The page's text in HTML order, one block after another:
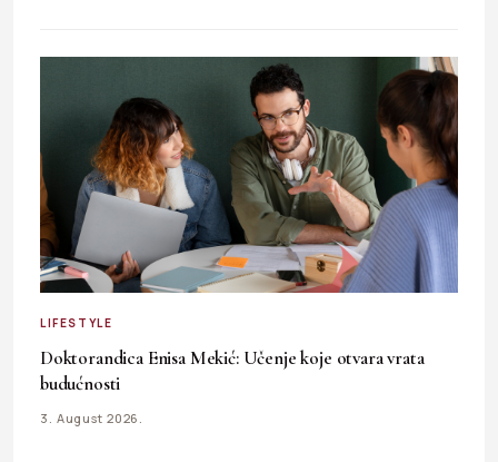
LIFESTYLE
Doktorandica Enisa Mekić: Učenje koje otvara vrata
budućnosti
3. August 2026.